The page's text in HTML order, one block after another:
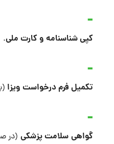
کپی شناسنامه و کارت ملی.
تکمیل فرم درخواست ویزا
گواهی سلامت پزشکی (در